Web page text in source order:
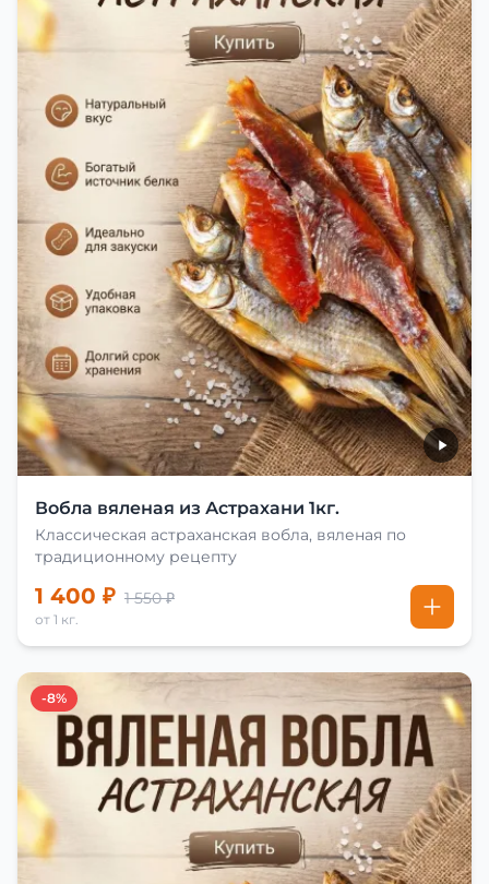
Вобла вяленая из Астрахани 1кг.
Классическая астраханская вобла, вяленая по
традиционному рецепту
1 400 ₽ 1 550 ₽
от 1 кг.
-8%